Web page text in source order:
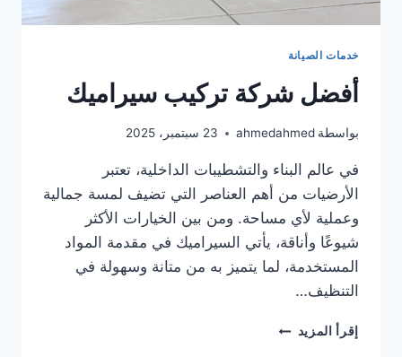
خدمات الصيانة
أفضل شركة تركيب سيراميك
بواسطة ahmedahmed 23 سبتمبر، 2025
في عالم البناء والتشطيبات الداخلية، تعتبر
الأرضيات من أهم العناصر التي تضيف لمسة جمالية
وعملية لأي مساحة. ومن بين الخيارات الأكثر
شيوعًا وأناقة، يأتي السيراميك في مقدمة المواد
المستخدمة، لما يتميز به من متانة وسهولة في
التنظيف…
إقرأ المزيد أفضل